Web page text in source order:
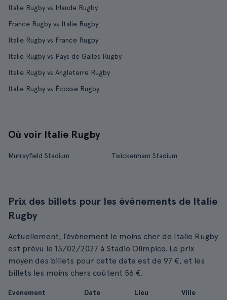
Italie Rugby vs Irlande Rugby
France Rugby vs Italie Rugby
Italie Rugby vs France Rugby
Italie Rugby vs Pays de Galles Rugby
Italie Rugby vs Angleterre Rugby
Italie Rugby vs Écosse Rugby
Où voir Italie Rugby
Murrayfield Stadium Twickenham Stadium
Prix des billets pour les événements de Italie
Rugby
Actuellement, l’événement le moins cher de Italie Rugby
est prévu le 13/02/2027 à Stadio Olimpico. Le prix
moyen des billets pour cette date est de 97 €, et les
billets les moins chers coûtent 56 €.
Évènement Date Lieu Ville